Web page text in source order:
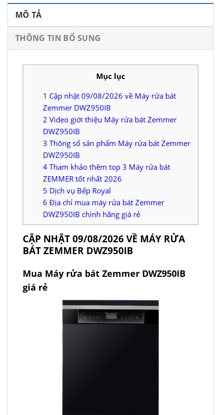
MÔ TẢ
THÔNG TIN BỔ SUNG
Mục lục
1 Cập nhật 09/08/2026 về Máy rửa bát
Zemmer DWZ950IB
2 Video giới thiệu Máy rửa bát Zemmer
DWZ950IB
3 Thông số sản phẩm Máy rửa bát Zemmer
DWZ950IB
4 Tham khảo thêm top 3 Máy rửa bát
ZEMMER tốt nhất 2026
5 Dịch vụ Bếp Royal
6 Địa chỉ mua máy rửa bát Zemmer
DWZ950IB chính hãng giá rẻ
CẬP NHẬT 09/08/2026 VỀ MÁY RỬA
BÁT ZEMMER DWZ950IB
Mua Máy rửa bát Zemmer DWZ950IB
giá rẻ